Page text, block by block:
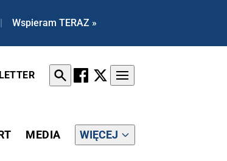
| Wspieram TERAZ »
MEDIA WIĘCEJ